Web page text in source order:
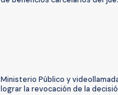
Ministerio Público y
lograr la revocación de la